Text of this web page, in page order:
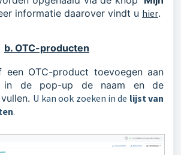
informatie daarover vindt u hier.
b. OTC-producten
OTC-product toevoegen aan
de pop-up de naam en de
U kan ook zoeken in de lijst van
.